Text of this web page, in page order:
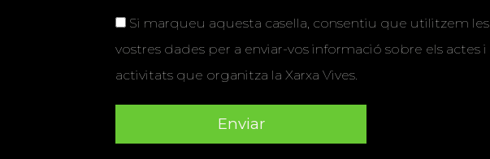
Si marqueu aquesta casella, consentiu que utilitzem les
vostres dades per a enviar-vos informació sobre els actes i
activitats que organitza la Xarxa Vives.